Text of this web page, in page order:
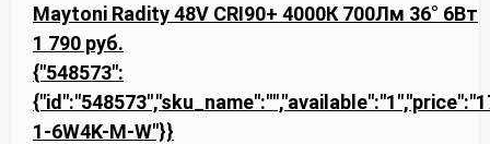
Maytoni Radity 48V CRI90+ 4000К 700Лм 36° 6Вт
1 790 руб.
{"548573":
1-6W4K-M-W"}}